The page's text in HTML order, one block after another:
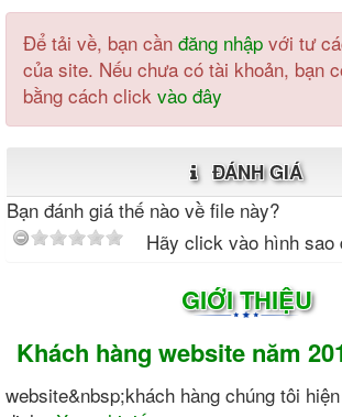
Để tải về, bạn cần đăng nhập với tư
của site. Nếu chưa có tài khoản, bạn
bằng cách click vào đây
ĐÁNH GIÁ
Bạn đánh giá thế nào về file này?
Hãy click vào hình sao
GIỚI THIỆU
Khách hàng website năm
website&nbsp;khách hàng chúng tôi